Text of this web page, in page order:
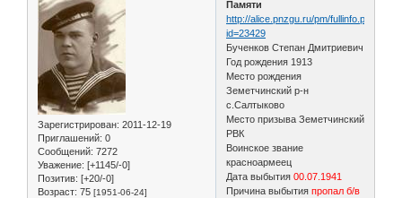
Зарегистрирован: 2011-12-19
Приглашений: 0
Сообщений: 7272
Уважение: [+1145/-0]
Позитив: [+20/-0]
Возраст: 75 [1951-06-24]
Памяти
http://alice.pnzgu.ru/pm/fullinfo.php?
id=23429
Бученков Степан Дмитриевич
Год рождения 1913
Место рождения
Земетчинский р-н
с.Салтыково
Место призыва Земетчинский
РВК
Воинское звание
красноармеец
Дата выбытия00.07.1941
Причина выбытияпропал б/в